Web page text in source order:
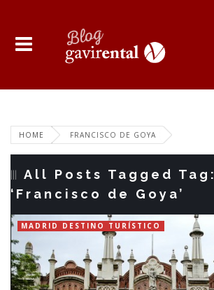
HOME FRANCISCO DE GOYA
All Posts Tagged Tag:
‘Francisco de Goya’
MADRID DESTINO TURÍSTICO